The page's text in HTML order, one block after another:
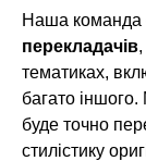
Наша команда
перекладачів
тематиках,
багато
буде точно
стилістику